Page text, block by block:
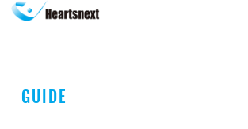
株式会社ハーツネクスト
GUIDE